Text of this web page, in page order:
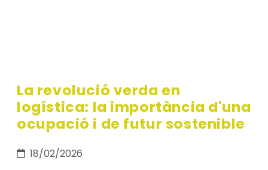
La revolució verda en
logística: la importància d'una
ocupació i de futur sostenible
18/02/2026